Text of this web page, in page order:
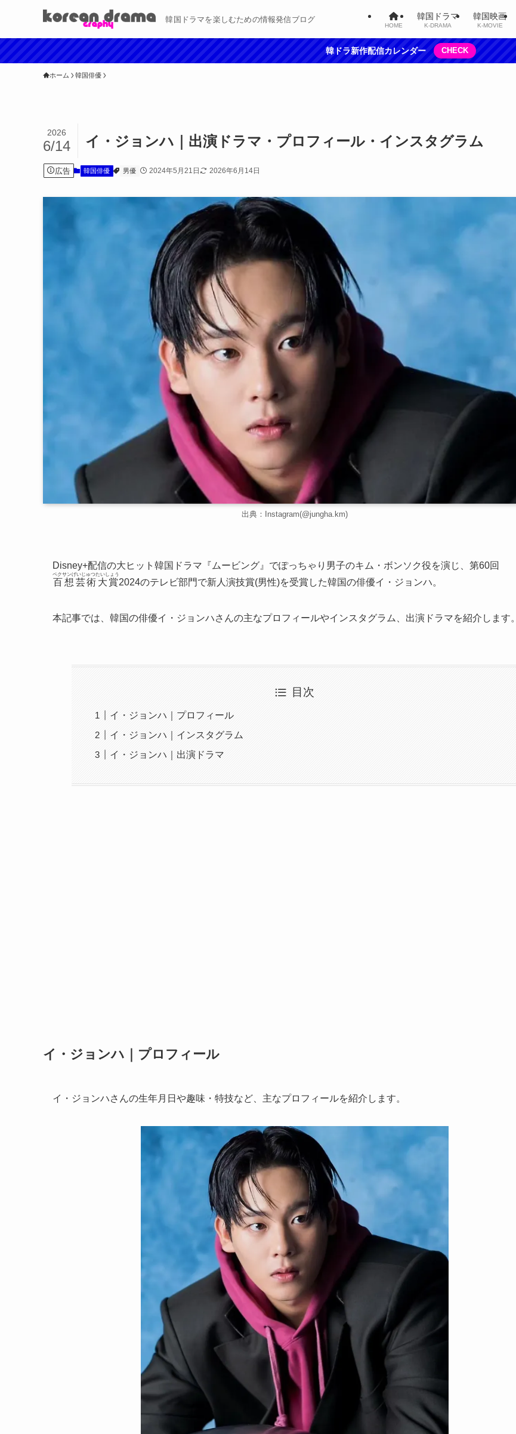
韓国ドラマを楽しむための情報発信ブログ
HOME
韓国ドラマ
K-DRAMA
韓国映画
K-MOVIE
韓ドラ新作配信カレンダー CHECK
ホーム 韓国俳優
イ・ジョンハ｜出演ドラマ・プロフィール・インスタグラム
2026
6/14
広告 韓国俳優 男優 2024年5月21日 2026年6月14日
出典：Instagram(@jungha.km)
Disney+配信の大ヒット韓国ドラマ『ムービング』でぽっちゃり男子のキム・ボンソク役を演じ、第60回
百想芸術大賞
ペクサンげいじゅつたいしょう
2024のテレビ部門で新人演技賞(男性)を受賞した韓国の俳優イ・ジョンハ。
本記事では、韓国の俳優イ・ジョンハさんの主なプロフィールやインスタグラム、出演ドラマを紹介します。
目次
イ・ジョンハ｜プロフィール
イ・ジョンハ｜インスタグラム
イ・ジョンハ｜出演ドラマ
イ・ジョンハ｜プロフィール
イ・ジョンハさんの生年月日や趣味・特技など、主なプロフィールを紹介します。